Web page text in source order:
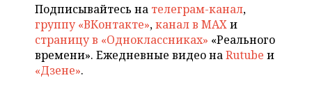
Подписывайтесь на телеграм-канал,
группу «ВКонтакте»,канал в MAXи
страницу в «Одноклассниках» «Реального
времени». Ежедневные видео наRutube и
«Дзене».